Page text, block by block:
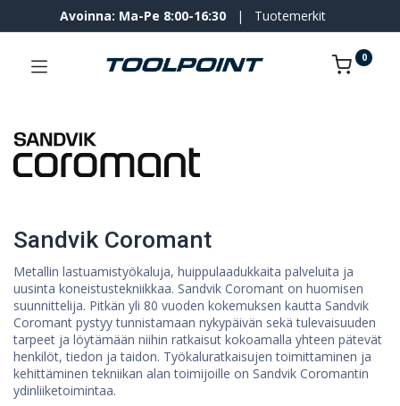
Avoinna: Ma-Pe 8:00-16:30 | Tuotemerkit
0
Sandvik Coromant
Metallin lastuamistyökaluja, huippulaadukkaita palveluita ja
uusinta koneistustekniikkaa. Sandvik Coromant on huomisen
suunnittelija. Pitkän yli 80 vuoden kokemuksen kautta Sandvik
Coromant pystyy tunnistamaan nykypäivän sekä tulevaisuuden
tarpeet ja löytämään niihin ratkaisut kokoamalla yhteen pätevät
henkilöt, tiedon ja taidon. Työkaluratkaisujen toimittaminen ja
kehittäminen tekniikan alan toimijoille on Sandvik Coromantin
ydinliiketoimintaa.